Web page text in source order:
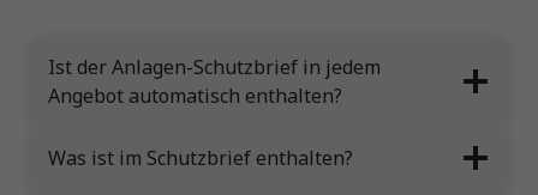
Ist der Anlagen-Schutzbrief in jedem
Angebot automatisch enthalten?
Was ist im Schutzbrief enthalten?